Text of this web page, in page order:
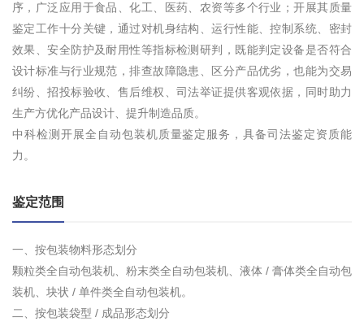
序，广泛应用于食品、化工、医药、农资等多个行业；开展其质量
鉴定工作十分关键，通过对机身结构、运行性能、控制系统、密封
效果、安全防护及耐用性等指标检测研判，既能判定设备是否符合
设计标准与行业规范，排查故障隐患、区分产品优劣，也能为交易
纠纷、招投标验收、售后维权、司法举证提供客观依据，同时助力
生产方优化产品设计、提升制造品质。
中科检测开展全自动包装机质量鉴定服务，具备司法鉴定资质能
力。
鉴定范围
一、按包装物料形态划分
颗粒类全自动包装机、粉末类全自动包装机、液体 / 膏体类全自动包
装机、块状 / 单件类全自动包装机。
二、按包装袋型 / 成品形态划分